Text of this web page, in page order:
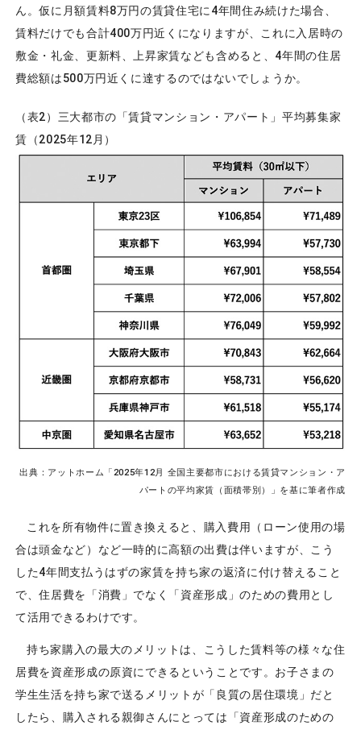
ん。仮に月額賃料8万円の賃貸住宅に4年間住み続けた場合、
賃料だけでも合計400万円近くになりますが、これに入居時の
敷金・礼金、更新料、上昇家賃なども含めると、4年間の住居
費総額は500万円近くに達するのではないでしょうか。
（表2）三大都市の「賃貸マンション・アパート」平均募集家
賃（2025年12月）
出典：アットホーム「2025年12月 全国主要都市における賃貸マンション・ア
パートの平均家賃（面積帯別）」を基に筆者作成
これを所有物件に置き換えると、購入費用（ローン使用の場
合は頭金など）など一時的に高額の出費は伴いますが、こう
した4年間支払うはずの家賃を持ち家の返済に付け替えること
で、住居費を「消費」でなく「資産形成」のための費用とし
て活用できるわけです。
持ち家購入の最大のメリットは、こうした賃料等の様々な住
居費を資産形成の原資にできるということです。お子さまの
学生生活を持ち家で送るメリットが「良質の居住環境」だと
したら、購入される親御さんにとっては「資産形成のための